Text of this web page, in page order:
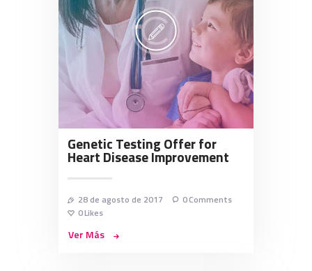
Genetic Testing Offer for
Heart Disease Improvement
28 de agosto de 2017 0Comments
0Likes
Ver Más